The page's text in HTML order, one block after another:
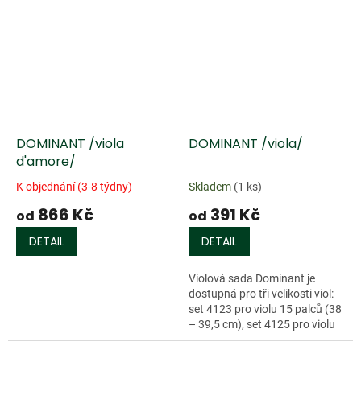
DOMINANT /viola
d'amore/
K objednání (3-8 týdny)
od 866 Kč
DETAIL
DOMINANT /viola/
Skladem (1 ks)
od 391 Kč
DETAIL
Violová sada Dominant je
dostupná pro tři velikosti viol:
set 4123 pro violu 15 palců (38
– 39,5 cm), set 4125 pro violu
15,5 palce (39,5 – 41 cm) a set